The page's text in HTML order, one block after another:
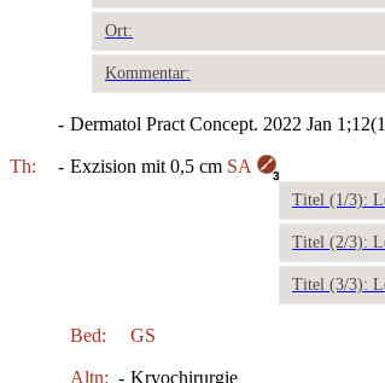
Ort:
Kommentar:
- Dermatol Pract Concept. 2022 Jan
Th: - Exzision mit 0,5 cm SA 3
Titel (1/3):
Titel (2/3):
Titel (3/3):
Bed: GS
Altn: - Kryochirurgie